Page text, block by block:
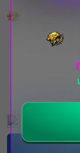
กิจกรรมที่กำ